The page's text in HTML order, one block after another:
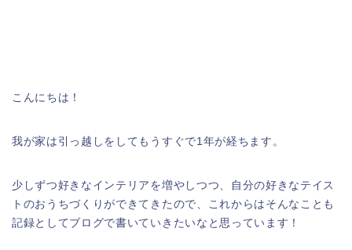
こんにちは！
我が家は引っ越しをしてもうすぐで1年が経ちます。
少しずつ好きなインテリアを増やしつつ、自分の好きなテイス
トのおうちづくりができてきたので、これからはそんなことも
記録としてブログで書いていきたいなと思っています！